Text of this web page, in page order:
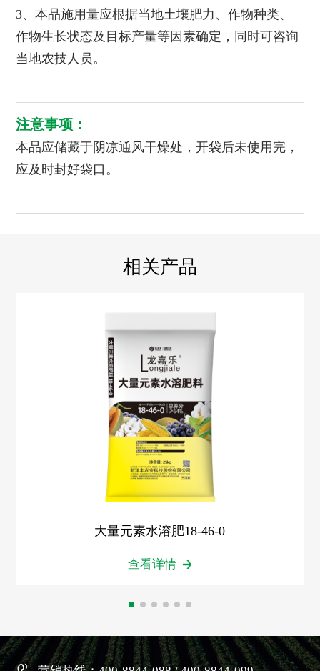
3、本品施用量应根据当地土壤肥力、作物种类、
作物生长状态及目标产量等因素确定，同时可咨询
当地农技人员。
注意事项：
本品应储藏于阴凉通风干燥处，开袋后未使用完，
应及时封好袋口。
相关产品
大量元素水溶肥18-46-0
查看详情